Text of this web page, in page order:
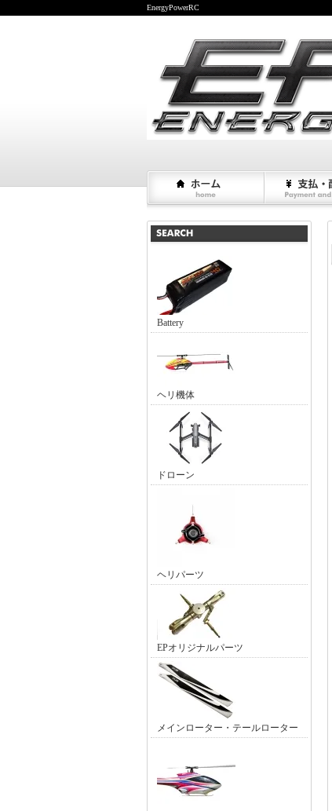
EnergyPowerRC
Battery
ヘリ機体
ドローン
ヘリパーツ
EPオリジナルパーツ
メインローター・テールローター